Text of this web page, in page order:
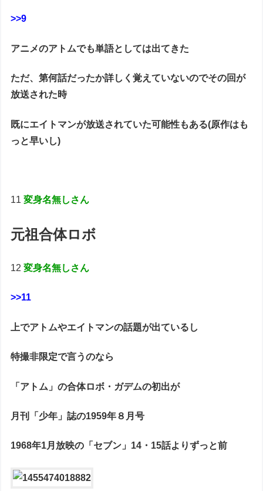
>>9
アニメのアトムでも単語としては出てきた
ただ、第何話だったか詳しく覚えていないのでその回が
放送された時
既にエイトマンが放送されていた可能性もある(原作はも
っと早いし)
11 変身名無しさん
元祖合体ロボ
12 変身名無しさん
>>11
上でアトムやエイトマンの話題が出ているし
特撮非限定で言うのなら
「アトム」の合体ロボ・ガデムの初出が
月刊「少年」誌の1959年８月号
1968年1月放映の「セブン」14・15話よりずっと前